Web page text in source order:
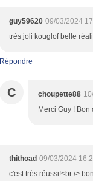
guy59620 09/03/2024
très joli kouglof belle
Répondre
C choupette88
Merci Guy !
thithoad 09/03/2024
c'est très réussi!<br />